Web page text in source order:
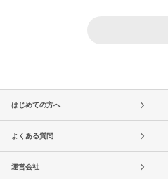
はじめての方へ
よくある質問
運営会社